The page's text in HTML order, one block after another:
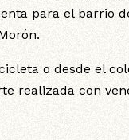
para el barrio
o desde el
realizada con